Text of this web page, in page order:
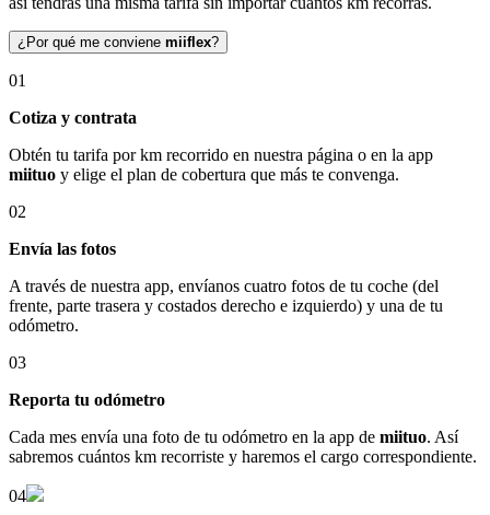
¿Por qué me conviene miiflex?
01
Cotiza y contrata
Obtén tu tarifa por km recorrido en nuestra página o en la app
miituo y elige el plan de cobertura que más te convenga.
02
Envía las fotos
A través de nuestra app, envíanos cuatro fotos de tu coche (del
frente, parte trasera y costados derecho e izquierdo) y una de tu
odómetro.
03
Reporta tu odómetro
Cada mes envía una foto de tu odómetro en la app de miituo. Así
sabremos cuántos km recorriste y haremos el cargo correspondiente.
04